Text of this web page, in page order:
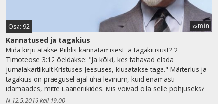
Osa: 92 75 min
Kannatused ja tagakius
Mida kirjutatakse Piiblis kannatamisest ja tagakiusust? 2.
Timoteose 3:12 öeldakse: "Ja kõiki, kes tahavad elada
jumalakartlikult Kristuses Jeesuses, kiusatakse taga." Märterlus ja
tagakius on praegusel ajal üha levinum, kuid enamasti
idamaades, mitte Lääneriikides. Mis võivad olla selle põhjuseks?
N 12.5.2016 kell 19.00